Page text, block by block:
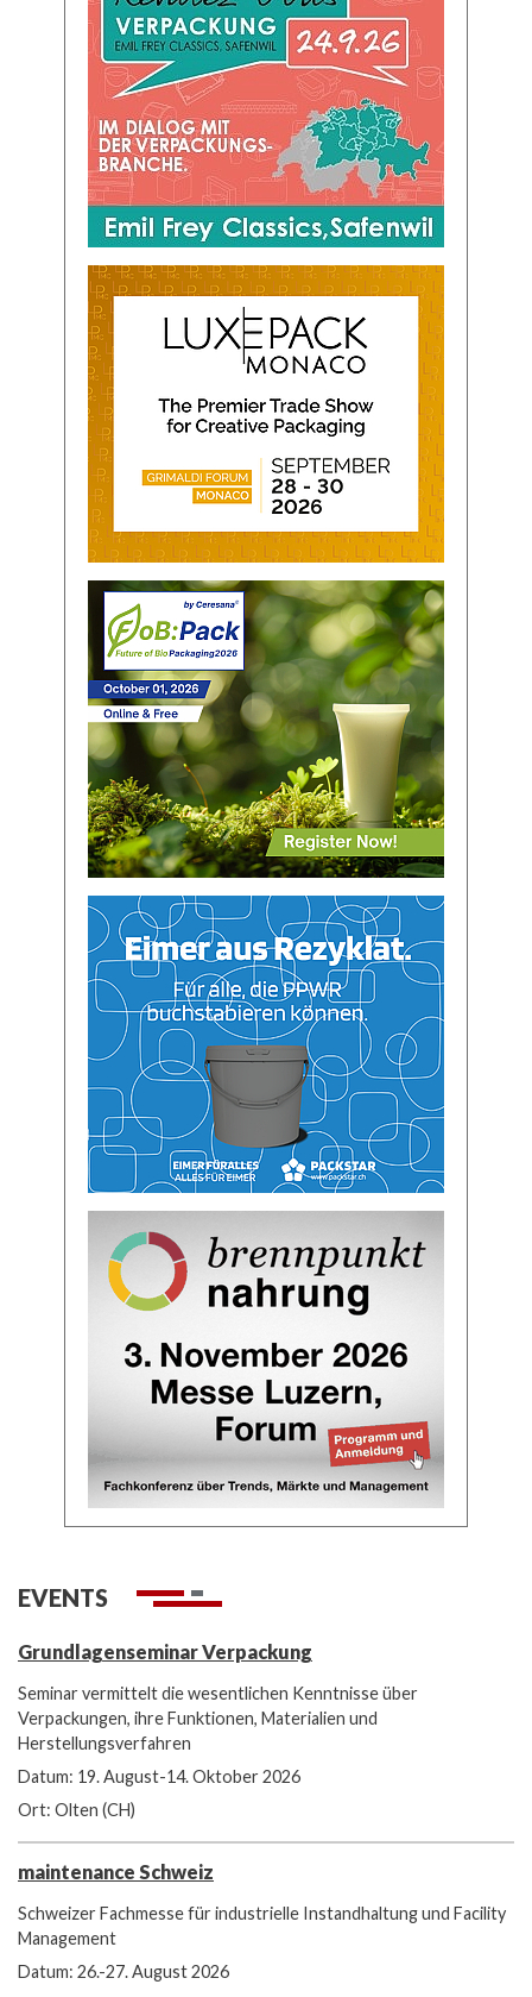
EVENTS
Grundlagenseminar Verpackung
Seminar vermittelt die wesentlichen Kenntnisse über
Verpackungen, ihre Funktionen, Materialien und
Herstellungsverfahren
Datum: 19. August-14. Oktober 2026
Ort: Olten (CH)
maintenance Schweiz
Schweizer Fachmesse für industrielle Instandhaltung und Facility
Management
Datum: 26.-27. August 2026